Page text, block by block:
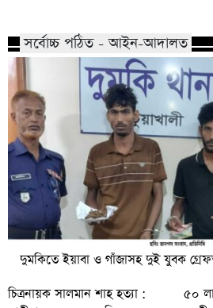
সর্বোচ্চ পঠিত - আইন-আদালত
দুমকিতে ইয়াবা ও গাঁজাসহ দুই যুবক
চিত্রনায়ক সালমান শাহ হত্যা :
৫০